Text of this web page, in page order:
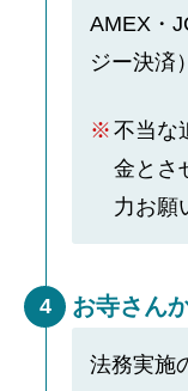
AMEX・
ジー決済）
不当な
金とさ
力お願
4 お寺さん
法務実施